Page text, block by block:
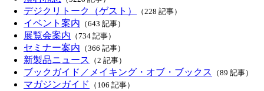
デジクリトーク（ゲスト） （228 記事）
イベント案内 （643 記事）
展覧会案内 （734 記事）
セミナー案内 （366 記事）
新製品ニュース （2 記事）
ブックガイド／メイキング・オブ・ブックス （89 記事）
マガジンガイド （106 記事）